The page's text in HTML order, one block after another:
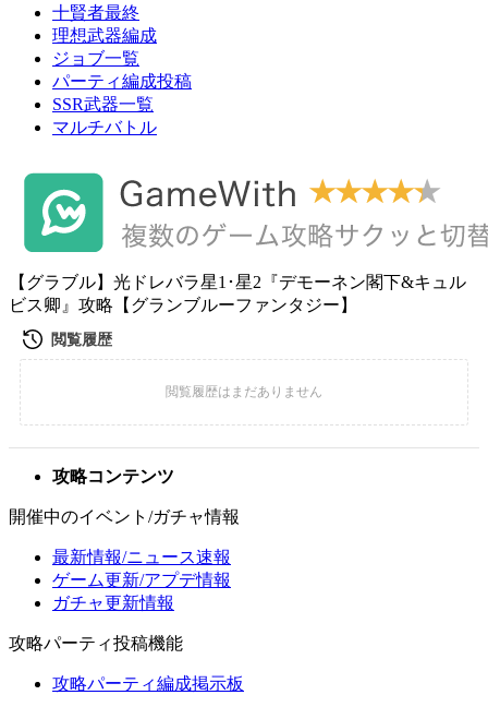
十賢者最終
理想武器編成
ジョブ一覧
パーティ編成投稿
SSR武器一覧
マルチバトル
【グラブル】光ドレバラ星1･星2『デモーネン閣下&キュル
ビス卿』攻略【グランブルーファンタジー】
攻略コンテンツ
開催中のイベント/ガチャ情報
最新情報/ニュース速報
ゲーム更新/アプデ情報
ガチャ更新情報
攻略パーティ投稿機能
攻略パーティ編成掲示板